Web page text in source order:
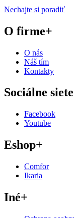
Nechajte si poradiť
O firme+
O nás
Náš tím
Kontakty
Sociálne siete
Facebook
Youtube
Eshop+
Comfor
Ikaria
Iné+